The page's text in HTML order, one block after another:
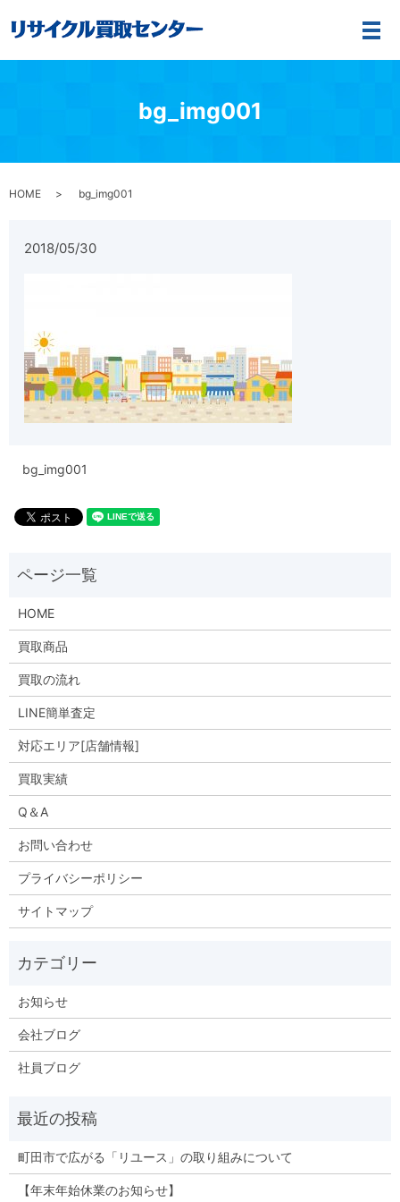
メ
bg_img001
HOME bg_img001
2018/05/30
bg_img001
HOME
買取商品
買取の流れ
LINE簡単査定
対応エリア[店舗情報]
買取実績
Q＆A
お問い合わせ
プライバシーポリシー
サイトマップ
お知らせ
会社ブログ
社員ブログ
町田市で広がる「リユース」の取り組みについて
【年末年始休業のお知らせ】